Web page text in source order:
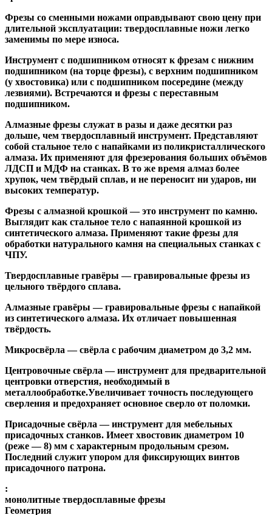
Фрезы со сменными ножами оправдывают свою цену при
длительной эксплуатации: твердосплавные ножи легко
заменимы по мере износа.
Инструмент с подшипником относят к фрезам с нижним
подшипником (на торце фрезы), с верхним подшипником
(у хвостовика) или с подшипником посередине (между
лезвиями). Встречаются и фрезы с переставным
подшипником.
Алмазные фрезы служат в разы и даже десятки раз
дольше, чем твердосплавный инструмент. Представляют
собой стальное тело с напайками из поликристаллического
алмаза. Их применяют для фрезерования больших объёмов
ЛДСП и МДФ на станках. В то же время алмаз более
хрупок, чем твёрдый сплав, и не переносит ни ударов, ни
высоких температур.
Фрезы с алмазной крошкой— это инструмент по камню.
Выглядит как стальное тело с напаянной крошкой из
синтетического алмаза. Применяют такие фрезы для
обработки натурального камня на специальных станках с
ЧПУ.
Твердосплавные гравёры — гравировальные фрезы из
цельного твёрдого сплава.
Алмазные гравёры — гравировальные фрезы с напайкой
из синтетического алмаза. Их отличает повышенная
твёрдость.
Микросвёрла — свёрла с рабочим диаметром до 3,2 мм.
Центровочные свёрла — инструмент для предварительной
центровки отверстия, необходимый в
металлообработке.Увеличивает точность последующего
сверления и предохраняет основное сверло от поломки.
Присадочные свёрла — инструмент для мебельных
присадочных станков. Имеет хвостовик диаметром 10
(реже — 8) мм с характерным продольным срезом.
Последний служит упором для фиксирующих винтов
присадочного патрона.
:
монолитные твердосплавные фрезы
Геометрия